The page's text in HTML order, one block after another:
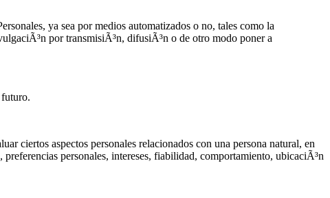
ya sea por medios automatizados o no, tales como la
por transmisiÃ³n, difusiÃ³n o de otro modo poner a
ciertos aspectos personales relacionados con una persona natural, en
personales, intereses, fiabilidad, comportamiento, ubicaciÃ³n